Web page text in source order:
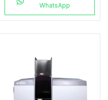
WhatsApp